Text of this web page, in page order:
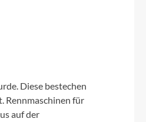
Diese bestechen
Rennmaschinen für
auf der